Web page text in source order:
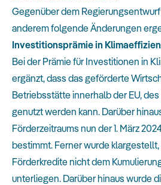
Gegenüber dem
anderem folgende Änderungen
Investitionsprämie in
Bei der Prämie für Investitionen in
ergänzt, dass das geförderte
Betriebsstätte innerhalb der EU,
genutzt werden kann. Darüber
Förderzeitraums nun der 1. März
bestimmt. Ferner wurde
Förderkredite nicht dem
unterliegen. Darüber hinaus wurde